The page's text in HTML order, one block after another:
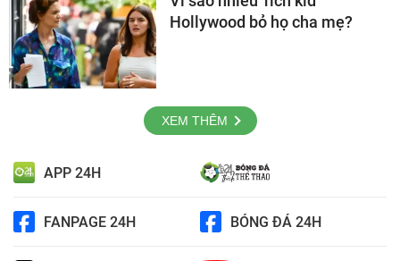
Hollywood bỏ họ cha mẹ?
XEM THÊM
APP 24H
FANPAGE 24H BÓNG ĐÁ 24H